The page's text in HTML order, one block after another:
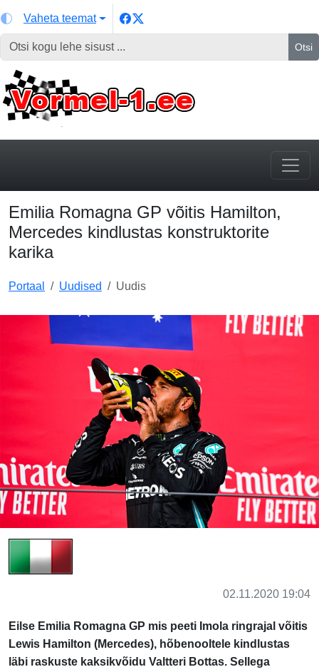
Vaheta teemat
Otsi
Emilia Romagna GP võitis Hamilton,
Mercedes kindlustas konstruktorite
karika
Portaal Uudised Uudis
02.11.2020 19:04
Eilse Emilia Romagna GP mis peeti Imola ringrajal võitis
Lewis Hamilton (Mercedes), hõbenooltele kindlustas
läbi raskuste kaksikvõidu Valtteri Bottas. Sellega